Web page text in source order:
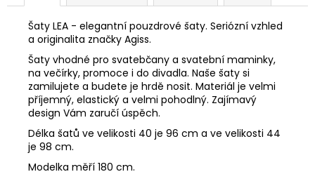
Šaty LEA - elegantní pouzdrové šaty. Seriózní vzhled
a originalita značky Agiss.
Šaty vhodné pro svatebčany a svatební maminky,
na večírky, promoce i do divadla. Naše šaty si
zamilujete a budete je hrdě nosit. Materiál je velmi
příjemný, elastický a velmi pohodlný. Zajímavý
design Vám zaručí úspěch.
Délka šatů ve velikosti 40 je 96 cm a ve velikosti 44
je 98 cm.
Modelka měří 180 cm.